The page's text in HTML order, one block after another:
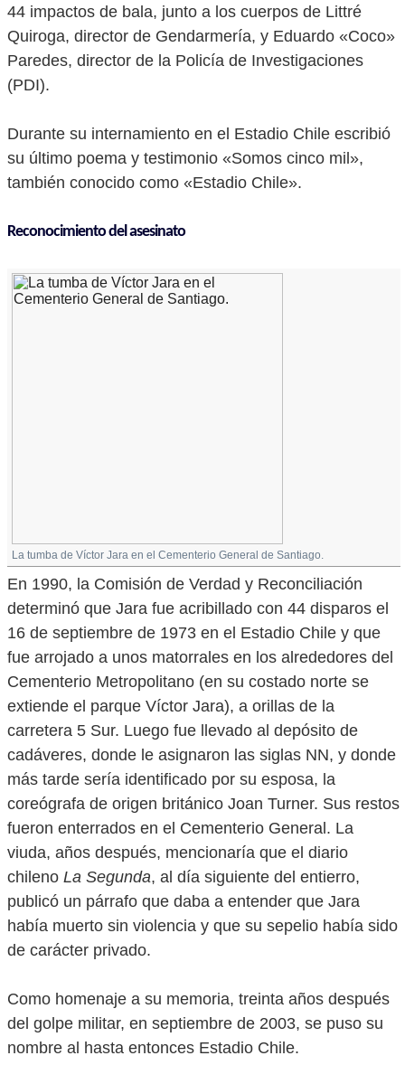
44 impactos de bala, junto a los cuerpos de Littré
Quiroga, director de Gendarmería, y Eduardo «Coco»
Paredes, director de la Policía de Investigaciones
(PDI).
Durante su internamiento en el Estadio Chile escribió
su último poema y testimonio «Somos cinco mil»,
también conocido como «Estadio Chile».
Reconocimiento del asesinato
La tumba de Víctor Jara en el Cementerio General de Santiago.
En 1990, la Comisión de Verdad y Reconciliación
determinó que Jara fue acribillado con 44 disparos el
16 de septiembre de 1973 en el Estadio Chile y que
fue arrojado a unos matorrales en los alrededores del
Cementerio Metropolitano (en su costado norte se
extiende el parque Víctor Jara), a orillas de la
carretera 5 Sur. Luego fue llevado al depósito de
cadáveres, donde le asignaron las siglas NN, y donde
más tarde sería identificado por su esposa, la
coreógrafa de origen británico Joan Turner. Sus restos
fueron enterrados en el Cementerio General. La
viuda, años después, mencionaría que el diario
chileno La Segunda, al día siguiente del entierro,
publicó un párrafo que daba a entender que Jara
había muerto sin violencia y que su sepelio había sido
de carácter privado.
Como homenaje a su memoria, treinta años después
del golpe militar, en septiembre de 2003, se puso su
nombre al hasta entonces Estadio Chile.